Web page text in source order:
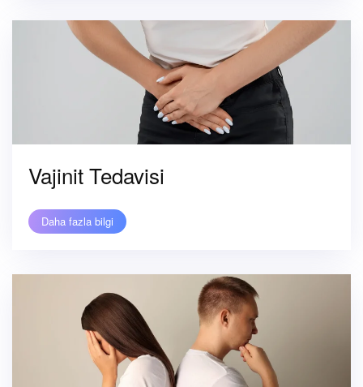
Vajinit Tedavisi
Daha fazla bilgi